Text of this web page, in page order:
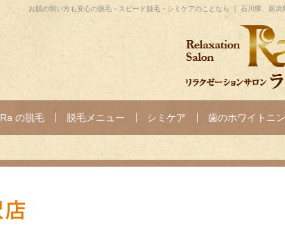
お肌の弱い方も安心の脱毛・スピード脱毛・シミケアのことなら ｜ 石川県、新
Ra の脱毛 脱毛メニュー シミケア 歯のホワイトニ